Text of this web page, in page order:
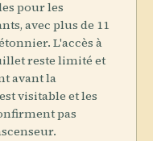
pour les
avec plus de 11
L'accès à
reste limité et
avant la
visitable et les
pas